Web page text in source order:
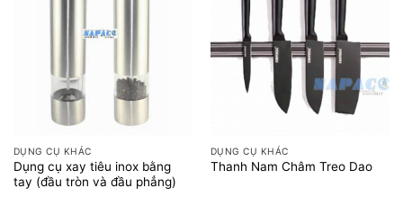
DỤNG CỤ KHÁC
Dụng cụ xay tiêu inox bằng
tay (đầu tròn và đầu phẳng)
DỤNG CỤ KHÁC
Thanh Nam Châm Treo Dao